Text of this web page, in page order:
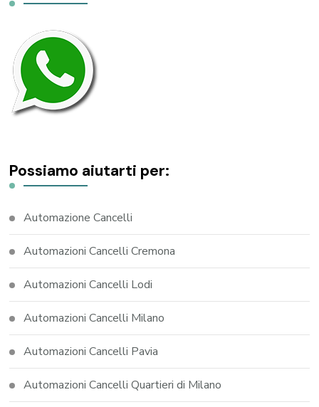
Possiamo aiutarti per:
Automazione Cancelli
Automazioni Cancelli Cremona
Automazioni Cancelli Lodi
Automazioni Cancelli Milano
Automazioni Cancelli Pavia
Automazioni Cancelli Quartieri di Milano